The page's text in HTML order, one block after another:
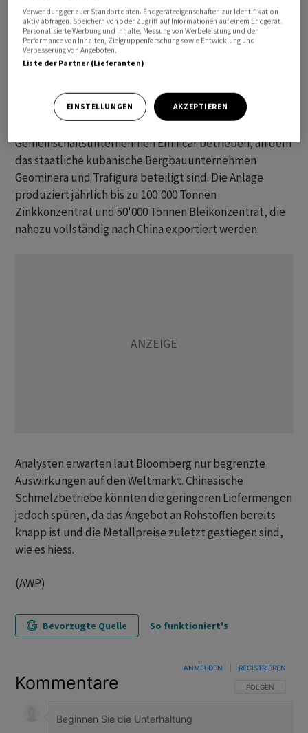
Der Schritt erfolgt, nachdem Washington den
wirtschaftlichen Druck auf die kubanische Regierung
erhöht hat. Er verschärft eine bereits bestehende Krise
Transportwesen.
Die Mine Castellanos wird vom
Gemeinschaftsunternehmen Emincar betrieben, an dem
das staatliche kubanische Bergbauunternehmen
Geominera und Trafigura beteiligt sind. Die Anlage
produziert jährlich bis zu 100'000 Tonnen
Zinkkonzentrat und 50'000 Tonnen Bleikonzentrat, die
nahezu vollständig nach China exportiert werden.
Analysten erwarten laut Bloomberg nur begrenzte
Auswirkungen auf den Weltmarkt. Chinesische
Schmelzbetriebe könnten die geringeren Liefermengen
jedoch spüren, da das Angebot an Rohstoffen bereits
knapp ist und die Metallpreise zuletzt gestiegen sind,
wie es hiess.
(AWP)
Bevorzugte Quelle So funktioniert's
Kommentare FOLGE DIESER
FOLGEN
ANMELDEN REGISTRIEREN
Verwendung genauer Standortdaten. Endgeräteeigenschaften zur Identifikation
aktiv abfragen. Speichern von oder Zugriff auf Informationen auf einem Endgerät.
Personalisierte Werbung und Inhalte, Messung von Werbeleistung und der
Performance von Inhalten, Zielgruppenforschung sowie Entwicklung und
Verbesserung von Angeboten.
Liste der Partner (Lieferanten)
EINSTELLUNGEN AKZEPTIEREN